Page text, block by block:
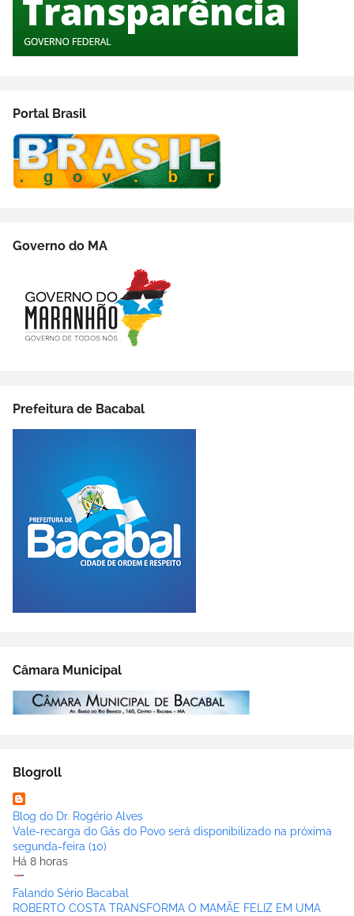
Portal Brasil
Governo do MA
Prefeitura de Bacabal
Câmara Municipal
Blogroll
Blog do Dr. Rogério Alves
Vale-recarga do Gás do Povo será disponibilizado na próxima
segunda-feira (10)
Há 8 horas
Falando Sério Bacabal
ROBERTO COSTA TRANSFORMA O MAMÃE FELIZ EM UMA